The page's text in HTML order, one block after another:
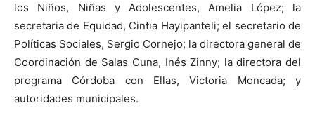
los Niños, Niñas y Adolescentes, Amelia López; la
secretaria de Equidad, Cintia Hayipanteli; el secretario de
Políticas Sociales, Sergio Cornejo; la directora general de
Coordinación de Salas Cuna, Inés Zinny; la directora del
programa Córdoba con Ellas, Victoria Moncada; y
autoridades municipales.